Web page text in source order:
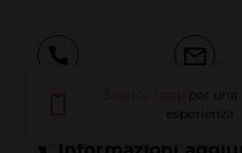
E-mail
per
esperienza